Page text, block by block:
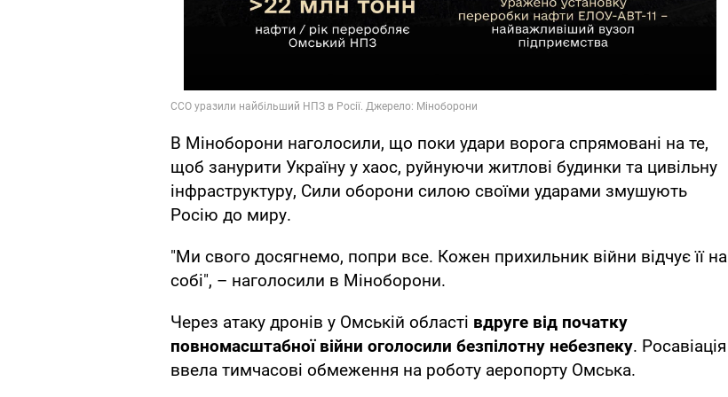
В Міноборони наголосили, що поки удари ворога спрямовані на те,
щоб занурити Україну у хаос, руйнуючи житлові будинки та цивільну
інфраструктуру, Сили оборони силою своїми ударами змушують
Росію до миру.
"Ми свого досягнемо, попри все. Кожен прихильник війни відчує її на
собі", – наголосили в Міноборони.
Через атаку дронів у Омській області вдруге від початку
повномасштабної війни оголосили безпілотну небезпеку. Росавіація
ввела тимчасові обмеження на роботу аеропорту Омська.